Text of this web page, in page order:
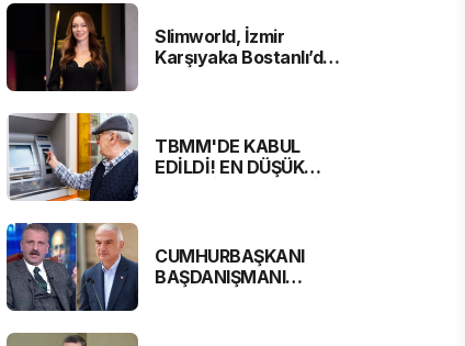
Slimworld, İzmir
Karşıyaka Bostanlı’da
TBMM'DE KABUL
EDİLDİ! EN DÜŞÜK
CUMHURBAŞKANI
BAŞDANIŞMANI